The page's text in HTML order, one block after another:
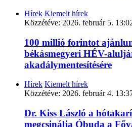
Hírek Kiemelt hírek
Közzétéve: 2026. február 5.
100 millió forintot
békásmegyeri HÉV-
akadálymentesítésére
Hírek Kiemelt hírek
Közzétéve: 2026. február 4.
Dr. Kiss László a
megcsinálja Óbuda a